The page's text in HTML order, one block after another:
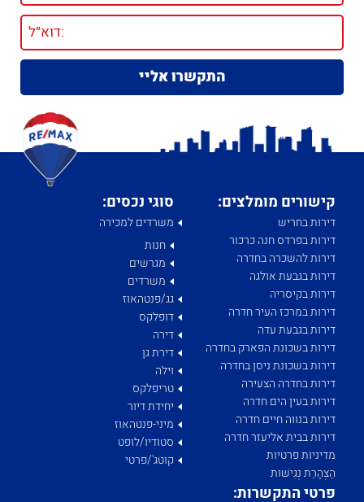
קישורים מומלצים:
דירות בחריש
דירות בפרדס חנה כרכור
דירות להשכרה בחדרה
דירות בגבעת אולגה
דירות בקיסריה
דירות במרכז העיר חדרה
דירות בגבעת עדה
דירות בשכונת הפארק בחדרה
דירות בשכונת ניסן בחדרה
דירות בחדרה הצעירה
דירות בעין הים חדרה
דירות בנווה חיים חדרה
דירות בבית אליעזר חדרה
מדיניות פרטיות
הַצְהָרַת נְגִישׁוּת
סוגי נכסים:
משרדים למכירה
חנות
מגרשים
משרדים
גג/פנטהאוז
דופלקס
דירה
דירת גן
וילה
טריפלקס
יחידת דיור
מיני-פנטהאוז
סטודיו/לופט
קוטג'/פרטי
פרטי התקשרות: